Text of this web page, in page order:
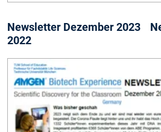
Newsletter Dezember 2023
2022